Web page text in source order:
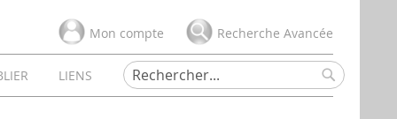
Mon compte Recherche Avancée
LIENS
Rechercher
Rechercher